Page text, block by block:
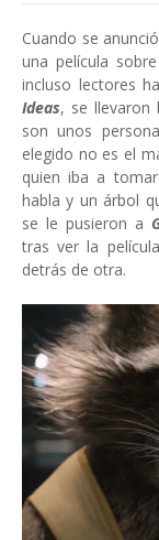
Cuando se
una película
incluso lectores
Ideas, se llevaron
son unos
elegido no es el
quien iba a
habla y un árbol
se le pusieron a
tras ver la
detrás de otra.